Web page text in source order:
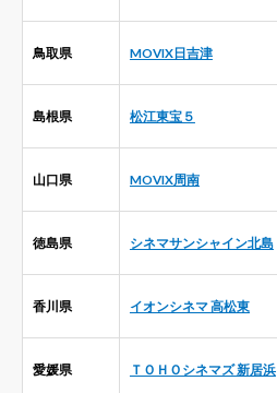
鳥取県 MOVIX日吉津
島根県 松江東宝５
山口県 MOVIX周南
徳島県 シネマサンシャイン北島
香川県 イオンシネマ 高松東
愛媛県 ＴＯＨＯシネマズ 新居浜